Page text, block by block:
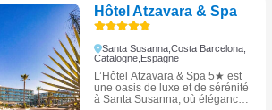
Hôtel Atzavara & Spa
Santa Susanna, Costa Barcelona,
Catalogne, Espagne
L’Hôtel Atzavara & Spa 5★ est
une oasis de luxe et de sérénité
à Santa Susanna, où élégance,